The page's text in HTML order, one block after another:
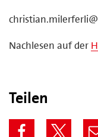
Nachlesen auf der
Teilen